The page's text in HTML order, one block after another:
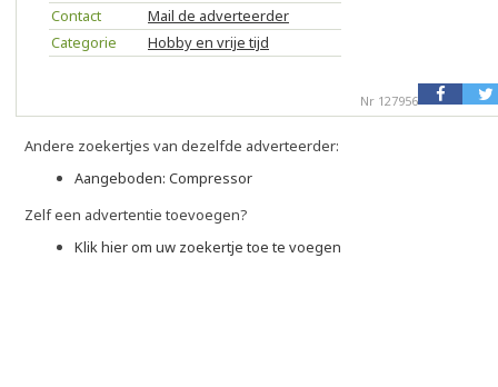
Contact
Mail de adverteerder
Categorie
Hobby en vrije tijd
Nr 127956
Andere zoekertjes van dezelfde adverteerder:
Aangeboden: Compressor
Zelf een advertentie toevoegen?
Klik hier om uw zoekertje toe te voegen